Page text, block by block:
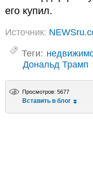
его купил.
Источник:
Теги:
Дональд Трамп
Просмотров: 5677
Вставить в блог